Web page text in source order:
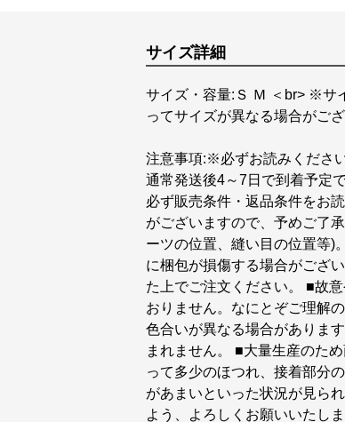
サイズ詳細
サイズ・容量:Ｓ Ｍ ＜br> ※サ
ってサイズが異なる場合がご
注意事項:※必ずお読みくださ
通常発送後4～7日で到着予定
必ず販売条件・返品条件をお
がございますので、予めご了
ーツの位置、縫い目の位置等)
に梱包が損傷する場合がござ
た上でご注文ください。 ■故
おりません。なにとぞご理解
色合いが異なる場合がありま
まれません。 ■大量生産のた
って多少のほつれ、接着部分
があまいといった状況が見ら
よう、よろしくお願いいたし